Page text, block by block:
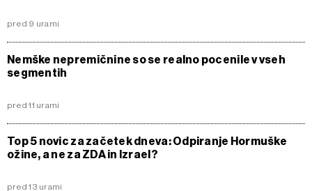
pred 9 urami
Nemške nepremičnine so se realno pocenile v vseh
segmentih
pred 11 urami
Top 5 novic za začetek dneva: Odpiranje Hormuške
ožine, a ne za ZDA in Izrael?
pred 13 urami